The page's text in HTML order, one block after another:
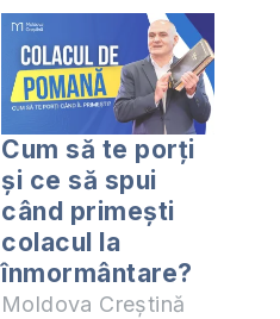
Cum să te porți
și ce să spui
când primești
colacul la
înmormântare?
Moldova Creștină